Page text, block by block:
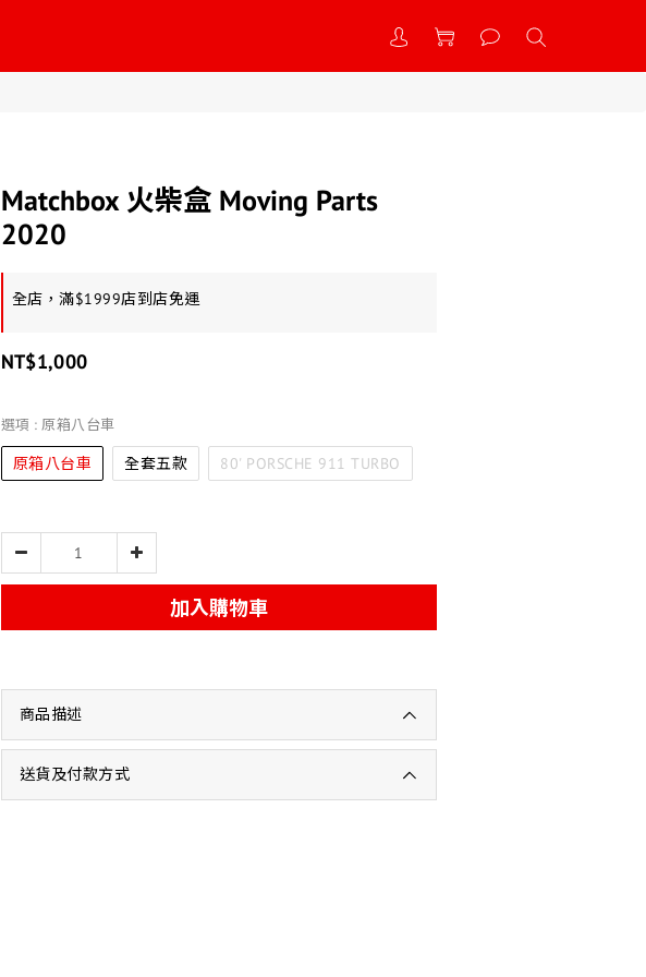
Matchbox 火柴盒 Moving Parts
2020
全店，滿$1999店到店免運
NT$1,000
選項 : 原箱八台車
原箱八台車 全套五款 80' PORSCHE 911 TURBO
加入購物車
商品描述
送貨及付款方式